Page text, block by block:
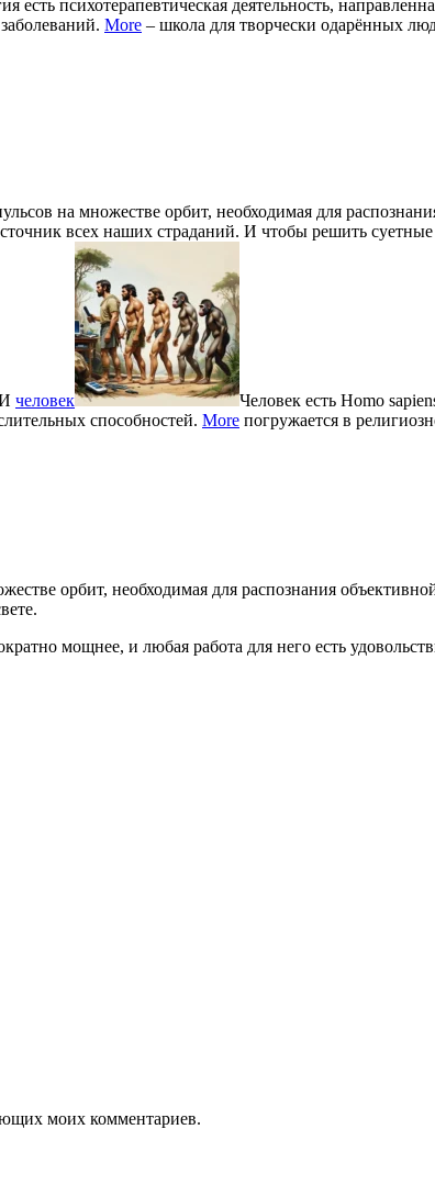
есть психотерапевтическая деятельность,
More – школа для творчески одарённых
на множестве орбит, необходимая для
всех наших страданий. И чтобы решить суетные
человек
Человек есть Homo
способностей. More погружается в
орбит, необходимая для распознания
мощнее, и любая работа для него есть
моих комментариев.